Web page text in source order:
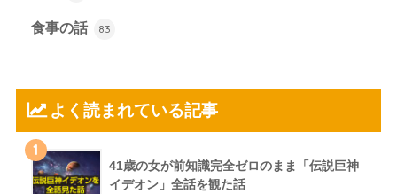
食事の話 83
よく読まれている記事
1
41歳の女が前知識完全ゼロのまま「伝説巨神
イデオン」全話を観た話